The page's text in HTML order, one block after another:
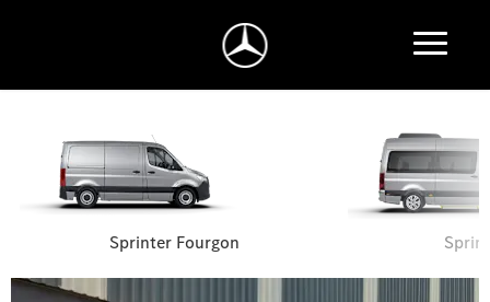
Sprinter Fourgon